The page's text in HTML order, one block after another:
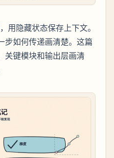
用隐藏状态保存上下文。
步如何传递画清楚。这篇
关键模块和输出层画清